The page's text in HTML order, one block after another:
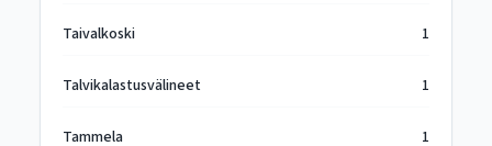
Taivalkoski 1
Talvikalastusvälineet 1
Tammela 1